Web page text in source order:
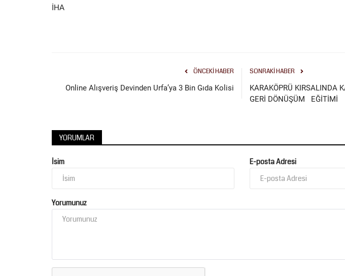
İHA
ÖNCEKI HABER
Online Alışveriş Devinden Urfa’ya 3 Bin Gıda Kolisi
SONRAKI HABER
KARAKÖPRÜ KIRSALINDA
GERİ DÖNÜŞÜM EĞİTİMİ
YORUMLAR
İsim E-posta Adresi
Yorumunuz